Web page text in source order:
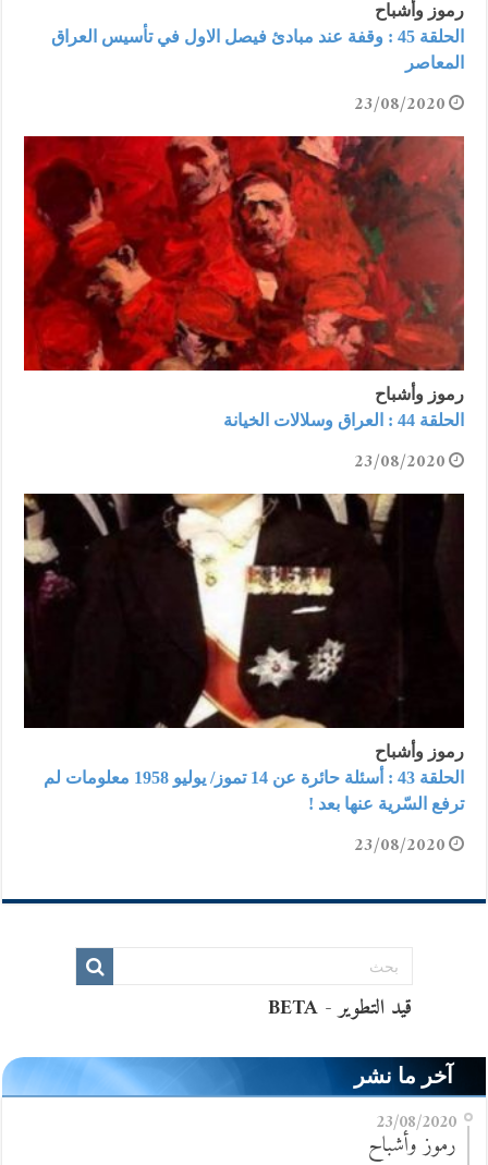
رموز وأشباح
الحلقة 45 : وقفة عند مبادئ فيصل الاول في تأسيس العراق
المعاصر
23/08/2020
رموز وأشباح
الحلقة 44 : العراق وسلالات الخيانة
23/08/2020
رموز وأشباح
الحلقة 43 : أسئلة حائرة عن 14 تموز/ يوليو 1958 معلومات لم
ترفع السّرية عنها بعد !
23/08/2020
آخر ما نشر
23/08/2020
رموز وأشباح